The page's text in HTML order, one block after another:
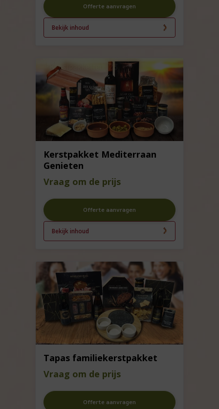
Offerte aanvragen
Bekijk inhoud
Kerstpakket Mediterraan
Genieten
Vraag om de prijs
Offerte aanvragen
Bekijk inhoud
Tapas familiekerstpakket
Vraag om de prijs
Offerte aanvragen